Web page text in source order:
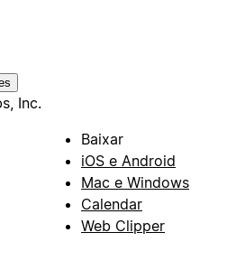
Inc.
Baixar
iOS e Android
Mac e Windows
Calendar
Web Clipper